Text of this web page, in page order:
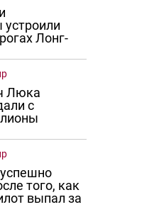
Лонг-
Люка
с
того, как
выпал за